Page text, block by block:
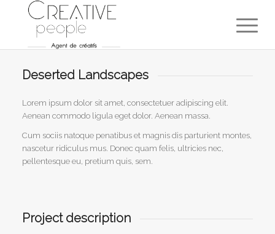
Deserted Landscapes
Lorem ipsum dolor sit amet, consectetuer adipiscing elit.
Aenean commodo ligula eget dolor. Aenean massa.
Cum sociis natoque penatibus et magnis dis parturient montes,
nascetur ridiculus mus. Donec quam felis, ultricies nec,
pellentesque eu, pretium quis, sem.
Project description